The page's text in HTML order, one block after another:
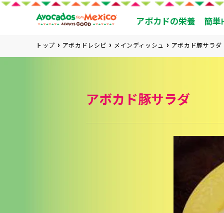
アボカドの栄養 簡単
トップ アボカドレシピ メインディッシュ アボカド豚サラダ
アボカド豚サラダ